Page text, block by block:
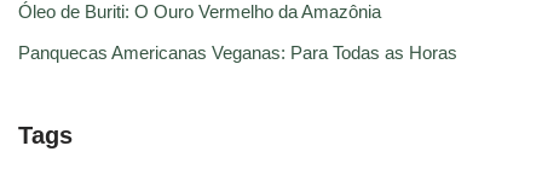
Óleo de Buriti: O Ouro Vermelho da Amazônia
Panquecas Americanas Veganas: Para Todas as Horas
Tags